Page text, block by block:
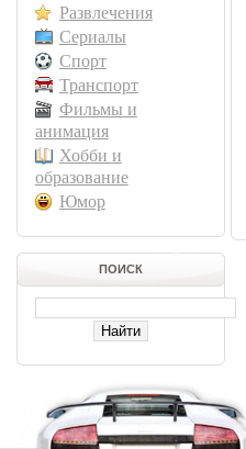
Развлечения
Сериалы
Спорт
Транспорт
Фильмы и
анимация
Хобби и
образование
Юмор
ПОИСК